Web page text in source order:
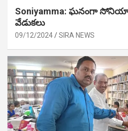
Soniyamma: ఘ‌నంగా
వేడుక‌లు
09/12/2024 SIRA NEWS